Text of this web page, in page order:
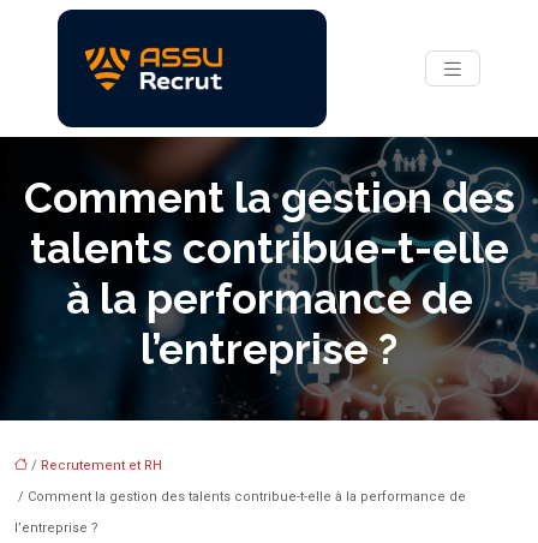
Comment la gestion des
talents contribue-t-elle
à la performance de
l’entreprise ?
/ Recrutement et RH
/ Comment la gestion des talents contribue-t-elle à la performance de
l’entreprise ?